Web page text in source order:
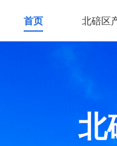
首页 北碚区
北